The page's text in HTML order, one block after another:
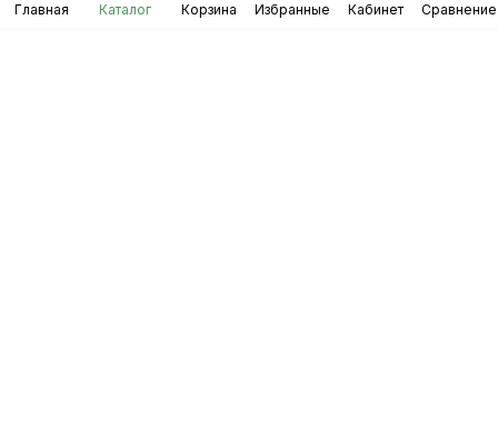
Главная Каталог Корзина Избранные Кабинет Сравнение